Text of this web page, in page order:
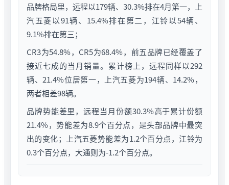
品牌格局里，远程以179辆、30.3%排在4月第一，上
汽五菱以91辆、15.4%排在第二，江铃以54辆、
9.1%排在第三；
CR3为54.8%，CR5为68.4%，前五品牌已经覆盖了
接近七成的当月销量。累计榜上，远程同样以292
辆、21.4%位居第一，上汽五菱为194辆、14.2%，
两者相差98辆。
品牌势能差里，远程当月份额30.3%高于累计份额
21.4%，势能差为8.9个百分点，是头部品牌中最突
出的变化；上汽五菱势能差为1.2个百分点，江铃为
0.3个百分点，大通则为-1.2个百分点。